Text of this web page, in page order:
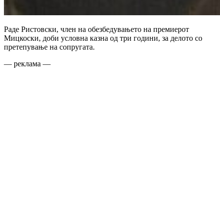
Раде Ристовски, член на обезбедувањето на премиерот
Мицкоски, доби условна казна од три години, за делото со
претепување на сопругата.
— реклама —